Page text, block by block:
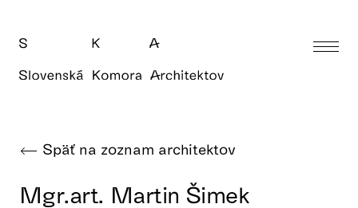
Späť na zoznam architektov
Mgr.art. Martin Šimek